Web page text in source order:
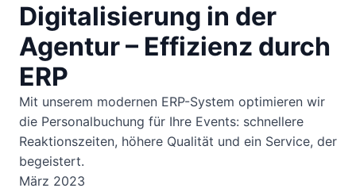
Digitalisierung in der
Agentur – Effizienz durch
ERP
Mit unserem modernen ERP-System optimieren wir
die Personalbuchung für Ihre Events: schnellere
Reaktionszeiten, höhere Qualität und ein Service, der
begeistert.
März 2023